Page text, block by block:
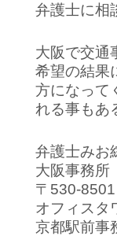
弁護士に相
大阪で交通
希望の結果
方になって
れる事もあ
弁護士みお
大阪事務所
〒530-
オフィスタ
京都駅前事